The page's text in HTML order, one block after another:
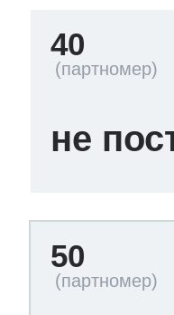
40
не
50